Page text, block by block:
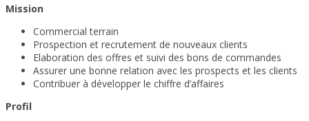
Mission
Commercial terrain
Prospection et recrutement de nouveaux clients
Elaboration des offres et suivi des bons de commandes
Assurer une bonne relation avec les prospects et les clients
Contribuer à développer le chiffre d’affaires
Profil